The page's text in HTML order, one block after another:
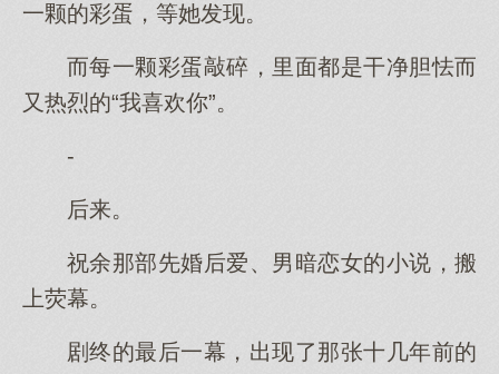
一颗的彩蛋，等她发现。
而每一颗彩蛋敲碎，里面都是干净胆怯而
又热烈的“我喜欢你”。
-
后来。
祝余那部先婚后爱、男暗恋女的小说，搬
上荧幕。
剧终的最后一幕，出现了那张十几年前的